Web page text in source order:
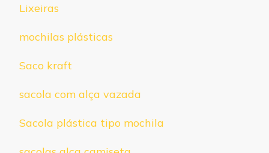
Lixeiras
mochilas plásticas
Saco kraft
sacola com alça vazada
Sacola plástica tipo mochila